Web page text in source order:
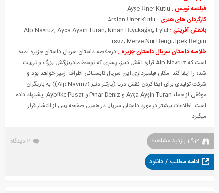
فیلنامه نویس : Ayşe Üner Kutlu
کارگردان های هنری : Arslan Üner Kutlu
بانقش آفرینی : Alp Navruz, Ayca Aysin Turan, Nihan Büyükağaç, Eylül
Ersöz, Merve Nur Bengi, Ipek Belgin
خلاصه داستان سریال داستان جزیره :درخلاصه داستان سریال داستان جزیره آمده
است که Alp Navruz قراره نقش دنیز، پسری که توسط مادربزرگش بزرگ و تربیت
شده را ایفا کند. مکان فیلمبرداری این سریال تابستانی اطراف ازمیر خواهد بود و
شرکت تولیدی برای ایفا کردن نقش دریا (پارتنر دنیز (Alp Navruz)) به بازیگران
موفقی از جمله Ayça Ayşin Turan و Pınar Deniz و Aybüke Pusat پیشنهاد داده
است. اطلاعات بیشتر در مورد داستان سریال در همین صفحه پس از انتشار قرار
میگیرد.
1,912 بازدید مشاهده 2 دیدگاه
ادامه مطلب / دانلود